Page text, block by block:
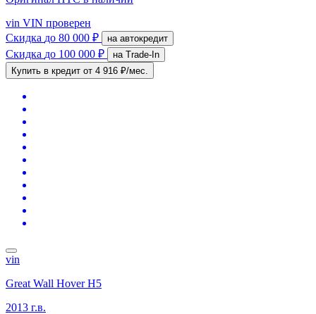
vin VIN проверен
Скидка до 80 000 ₽ на автокредит
Скидка до 100 000 ₽
на Trade-In
Купить в кредит от 4 916 ₽/мес.
vin
Great Wall Hover H5
2013 г.в.